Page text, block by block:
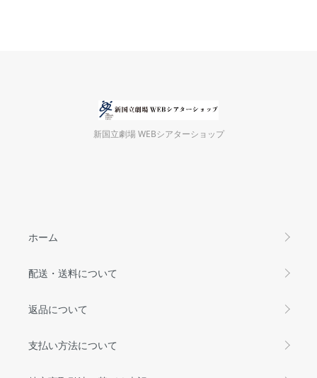
新国立劇場 WEBシアターショップ
ホーム
配送・送料について
返品について
支払い方法について